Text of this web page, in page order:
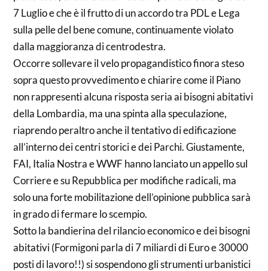
7 Luglio e che è il frutto di un accordo tra PDL e Lega
sulla pelle del bene comune, continuamente violato
dalla maggioranza di centrodestra.
Occorre sollevare il velo propagandistico finora steso
sopra questo provvedimento e chiarire come il Piano
non rappresenti alcuna risposta seria ai bisogni abitativi
della Lombardia, ma una spinta alla speculazione,
riaprendo peraltro anche il tentativo di edificazione
all’interno dei centri storici e dei Parchi. Giustamente,
FAI, Italia Nostra e WWF hanno lanciato un appello sul
Corriere e su Repubblica per modifiche radicali, ma
solo una forte mobilitazione dell’opinione pubblica sarà
in grado di fermare lo scempio.
Sotto la bandierina del rilancio economico e dei bisogni
abitativi (Formigoni parla di 7 miliardi di Euro e 30000
posti di lavoro!!) si sospendono gli strumenti urbanistici